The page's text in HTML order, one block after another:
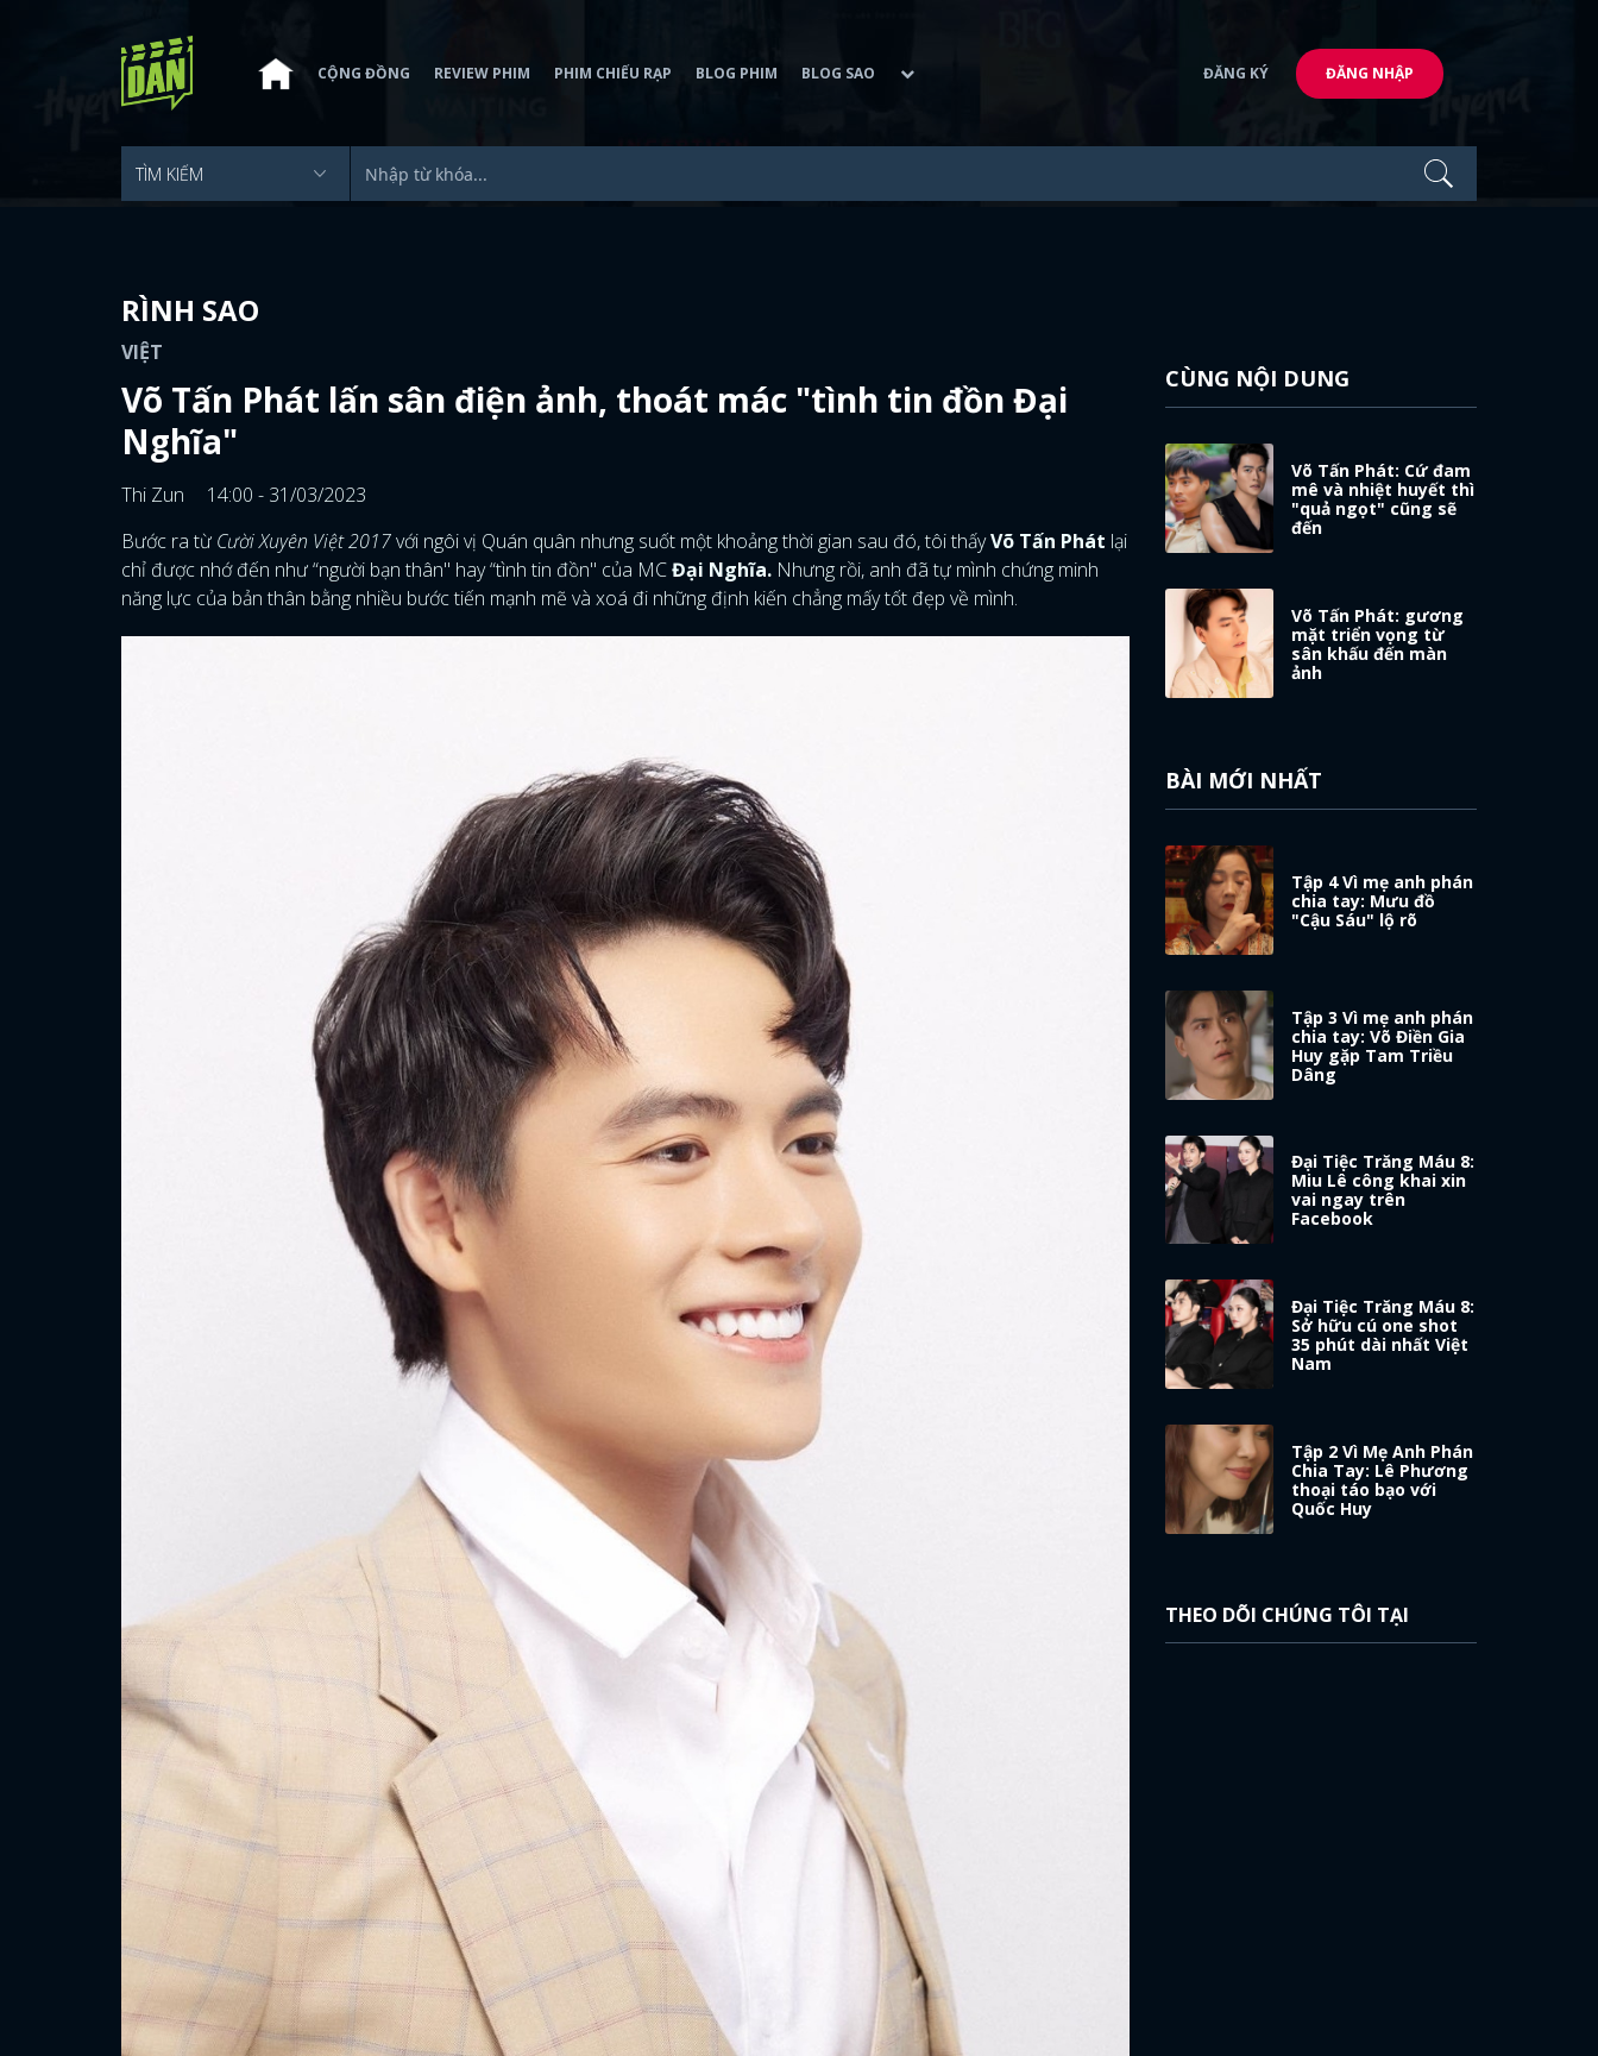
CỘNG ĐỒNG REVIEW PHIM PHIM CHIẾU RẠP BLOG PHIM BLOG SAO ĐĂNG KÝ ĐĂNG NHẬP
RÌNH SAO
VIỆT
Võ Tấn Phát lấn sân điện ảnh, thoát mác "tình tin đồn Đại
Nghĩa"
Thi Zun
14:00 - 31/03/2023
Bước ra từ Cười Xuyên Việt 2017với ngôi vị Quán quân nhưng suốt một khoảng thời gian sau đó, tôi thấyVõ Tấn Phát lại
chỉ được nhớ đến như “người bạn thân" hay “tình tin đồn" của MCĐại Nghĩa. Nhưng rồi, anh đã tự mình chứng minh
năng lực của bản thân bằng nhiều bước tiến mạnh mẽ và xoá đi những định kiến chẳng mấy tốt đẹp về mình.
CÙNG NỘI DUNG
Võ Tấn Phát: Cứ đam
mê và nhiệt huyết thì
"quả ngọt" cũng sẽ
đến
Võ Tấn Phát: gương
mặt triển vọng từ
sân khấu đến màn
ảnh
BÀI MỚI NHẤT
Tập 4 Vì mẹ anh phán
chia tay: Mưu đồ
"Cậu Sáu" lộ rõ
Tập 3 Vì mẹ anh phán
chia tay: Võ Điền Gia
Huy gặp Tam Triều
Dâng
Đại Tiệc Trăng Máu 8:
Miu Lê công khai xin
vai ngay trên
Facebook
Đại Tiệc Trăng Máu 8:
Sở hữu cú one shot
35 phút dài nhất Việt
Nam
Tập 2 Vì Mẹ Anh Phán
Chia Tay: Lê Phương
thoại táo bạo với
Quốc Huy
THEO DÕI CHÚNG TÔI TẠI